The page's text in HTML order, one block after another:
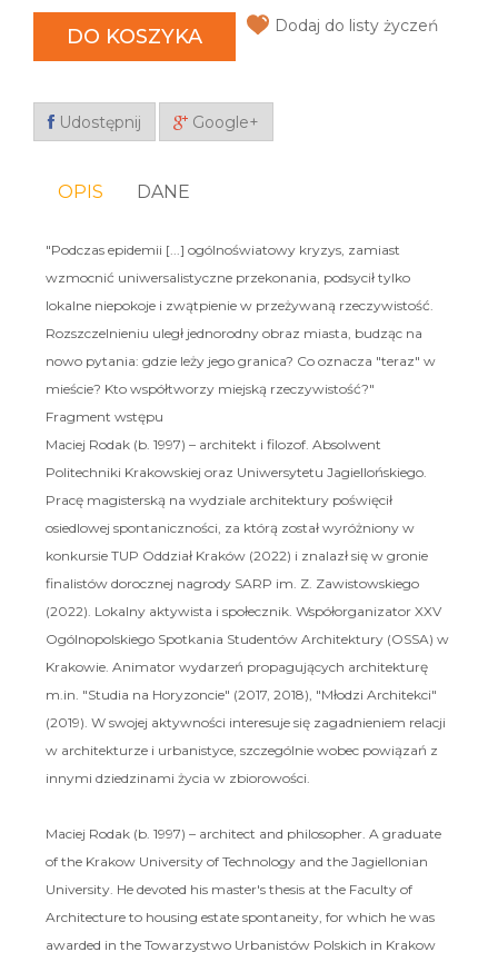
DO KOSZYKA Dodaj do listy życzeń
Udostępnij Google+
OPIS DANE
"Podczas epidemii [...] ogólnoświatowy kryzys, zamiast
wzmocnić uniwersalistyczne przekonania, podsycił tylko
lokalne niepokoje i zwątpienie w przeżywaną rzeczywistość.
Rozszczelnieniu uległ jednorodny obraz miasta, budząc na
nowo pytania: gdzie leży jego granica? Co oznacza "teraz" w
mieście? Kto współtworzy miejską rzeczywistość?"
Fragment wstępu
Maciej Rodak (b. 1997) – architekt i filozof. Absolwent
Politechniki Krakowskiej oraz Uniwersytetu Jagiellońskiego.
Pracę magisterską na wydziale architektury poświęcił
osiedlowej spontaniczności, za którą został wyróżniony w
konkursie TUP Oddział Kraków (2022) i znalazł się w gronie
finalistów dorocznej nagrody SARP im. Z. Zawistowskiego
(2022). Lokalny aktywista i społecznik. Współorganizator XXV
Ogólnopolskiego Spotkania Studentów Architektury (OSSA) w
Krakowie. Animator wydarzeń propagujących architekturę
m.in. "Studia na Horyzoncie" (2017, 2018), "Młodzi Architekci"
(2019). W swojej aktywności interesuje się zagadnieniem relacji
w architekturze i urbanistyce, szczególnie wobec powiązań z
innymi dziedzinami życia w zbiorowości.
Maciej Rodak (b. 1997) – architect and philosopher. A graduate
of the Krakow University of Technology and the Jagiellonian
University. He devoted his master's thesis at the Faculty of
Architecture to housing estate spontaneity, for which he was
awarded in the Towarzystwo Urbanistów Polskich in Krakow